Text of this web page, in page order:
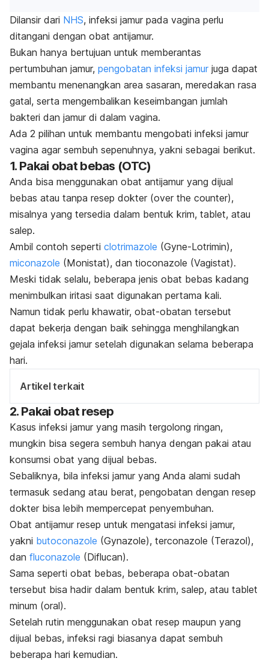
Dilansir dari NHS, infeksi jamur pada vagina perlu
ditangani dengan obat antijamur.
Bukan hanya bertujuan untuk memberantas
pertumbuhan jamur, pengobatan infeksi jamur juga dapat
membantu menenangkan area sasaran, meredakan rasa
gatal, serta mengembalikan keseimbangan jumlah
bakteri dan jamur di dalam vagina.
Ada 2 pilihan untuk membantu mengobati infeksi jamur
vagina agar sembuh sepenuhnya, yakni sebagai berikut.
1. Pakai obat bebas (OTC)
Anda bisa menggunakan obat antijamur yang dijual
bebas atau tanpa resep dokter (over the counter),
misalnya yang tersedia dalam bentuk krim, tablet, atau
salep.
Ambil contoh seperti clotrimazole (Gyne-Lotrimin),
miconazole (Monistat), dan tioconazole (Vagistat).
Meski tidak selalu, beberapa jenis obat bebas kadang
menimbulkan iritasi saat digunakan pertama kali.
Namun tidak perlu khawatir, obat-obatan tersebut
dapat bekerja dengan baik sehingga menghilangkan
gejala infeksi jamur setelah digunakan selama beberapa
hari.
Artikel terkait
2. Pakai obat resep
Kasus infeksi jamur yang masih tergolong ringan,
mungkin bisa segera sembuh hanya dengan pakai atau
konsumsi obat yang dijual bebas.
Sebaliknya, bila infeksi jamur yang Anda alami sudah
termasuk sedang atau berat, pengobatan dengan resep
dokter bisa lebih mempercepat penyembuhan.
Obat antijamur resep untuk mengatasi infeksi jamur,
yakni butoconazole (Gynazole), terconazole (Terazol),
dan fluconazole (Diflucan).
Sama seperti obat bebas, beberapa obat-obatan
tersebut bisa hadir dalam bentuk krim, salep, atau tablet
minum (oral).
Setelah rutin menggunakan obat resep maupun yang
dijual bebas, infeksi ragi biasanya dapat sembuh
beberapa hari kemudian.